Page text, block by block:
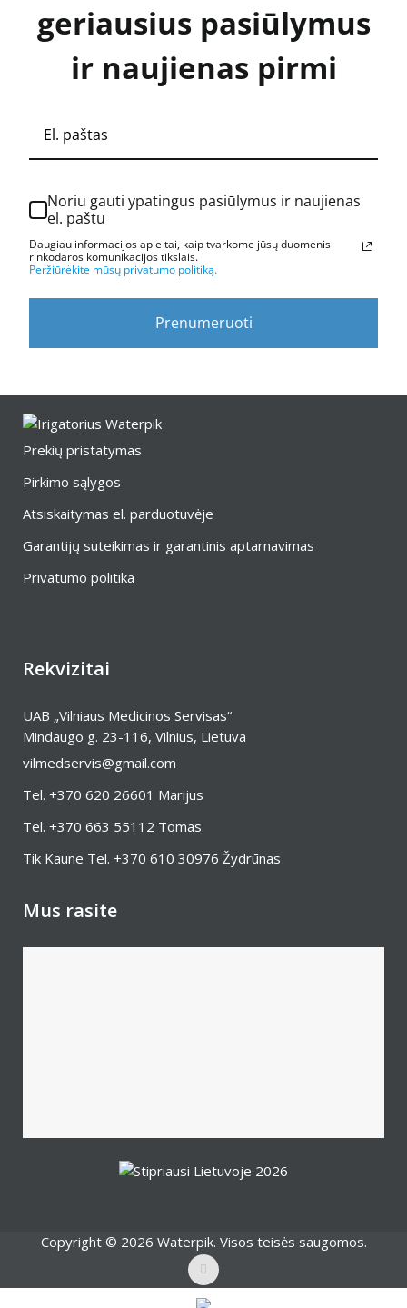
geriausius pasiūlymus
ir naujienas pirmi
Noriu gauti ypatingus pasiūlymus ir naujienas
el. paštu
Daugiau informacijos apie tai, kaip tvarkome jūsų duomenis
rinkodaros komunikacijos tikslais.
Peržiūrėkite mūsų privatumo politiką.
Prenumeruoti
Prekių pristatymas
Pirkimo sąlygos
Atsiskaitymas el. parduotuvėje
Garantijų suteikimas ir garantinis aptarnavimas
Privatumo politika
Rekvizitai
UAB „Vilniaus Medicinos Servisas“
Mindaugo g. 23-116, Vilnius, Lietuva
vilmedservis@gmail.com
Tel. +370 620 26601 Marijus
Tel. +370 663 55112 Tomas
Tik Kaune Tel. +370 610 30976 Žydrūnas
Mus rasite
Copyright © 2026 Waterpik. Visos teisės saugomos.